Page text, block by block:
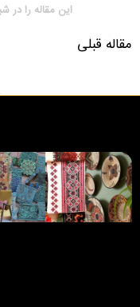
این مقاله را در
مقاله قبلی